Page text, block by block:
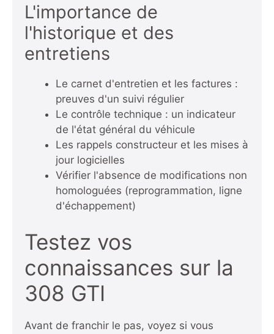
L'importance de
l'historique et des
entretiens
Le carnet d'entretien et les factures :
preuves d'un suivi régulier
Le contrôle technique : un indicateur
de l'état général du véhicule
Les rappels constructeur et les mises à
jour logicielles
Vérifier l'absence de modifications non
homologuées (reprogrammation, ligne
d'échappement)
Testez vos
connaissances sur la
308 GTI
Avant de franchir le pas, voyez si vous